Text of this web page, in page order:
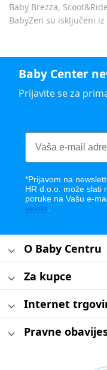
Baby Brezza,
BabyZen su isključeni iz
Baby Center
Prijavite se za
*Prijavom na
HR d.o.o. može slati
poruke na Vašu e-
uvjete.
O Baby Centru
Za kupce
Internet
Pravne